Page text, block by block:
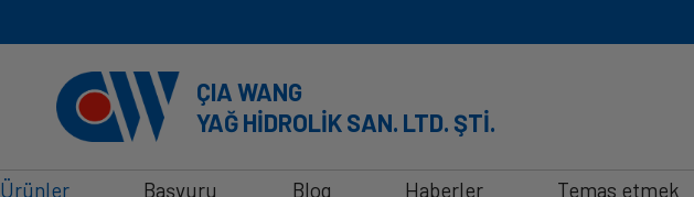
ÇIA WANG
YAĞ HİDROLİK SAN. LTD. ŞTİ.
Ürünler Başvuru Blog Haberler Temas etmek